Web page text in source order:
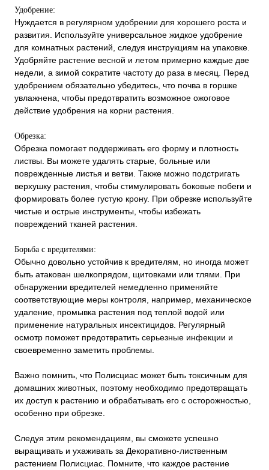
Удобрение:
Нуждается в регулярном удобрении для хорошего роста и
развития. Используйте универсальное жидкое удобрение
для комнатных растений, следуя инструкциям на упаковке.
Удобряйте растение весной и летом примерно каждые две
недели, а зимой сократите частоту до раза в месяц. Перед
удобрением обязательно убедитесь, что почва в горшке
увлажнена, чтобы предотвратить возможное ожоговое
действие удобрения на корни растения.
Обрезка:
Обрезка помогает поддерживать его форму и плотность
листвы. Вы можете удалять старые, больные или
поврежденные листья и ветви. Также можно подстригать
верхушку растения, чтобы стимулировать боковые побеги и
формировать более густую крону. При обрезке используйте
чистые и острые инструменты, чтобы избежать
повреждений тканей растения.
Борьба с вредителями:
Обычно довольно устойчив к вредителям, но иногда может
быть атакован шелкопрядом, щитовками или тлями. При
обнаружении вредителей немедленно применяйте
соответствующие меры контроля, например, механическое
удаление, промывка растения под теплой водой или
применение натуральных инсектицидов. Регулярный
осмотр поможет предотвратить серьезные инфекции и
своевременно заметить проблемы.
Важно помнить, что Полисциас может быть токсичным для
домашних животных, поэтому необходимо предотвращать
их доступ к растению и обрабатывать его с осторожностью,
особенно при обрезке.
Следуя этим рекомендациям, вы сможете успешно
выращивать и ухаживать за Декоративно-лиственным
растением Полисциас. Помните, что каждое растение